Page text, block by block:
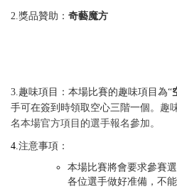
2.獎品贊助： 奇藝魔方
3. 趣味項目：本場比賽的趣味項目為“
手可在簽到時領取空心三階一個 。 趣
名本場官方項目的選手報名參加。
4. 注意事項：
本場比賽將會要求參賽
各位選手做好准備，不